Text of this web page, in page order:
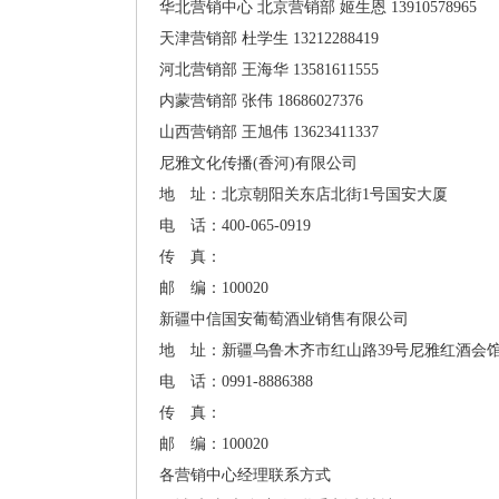
华北营销中心 北京营销部 姬生恩 13910578965
天津营销部 杜学生 13212288419
河北营销部 王海华 13581611555
内蒙营销部 张伟 18686027376
山西营销部 王旭伟 13623411337
尼雅文化传播(香河)有限公司
地 址：北京朝阳关东店北街1号国安大厦
电 话：400-065-0919
传 真：
邮 编：100020
新疆中信国安葡萄酒业销售有限公司
地 址：新疆乌鲁木齐市红山路39号尼雅红酒会
电 话：0991-8886388
传 真：
邮 编：100020
各营销中心经理联系方式